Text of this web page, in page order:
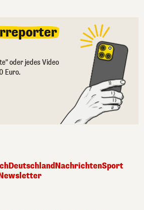
oder jedes Video
Euro.
DeutschlandNachrichtenSport